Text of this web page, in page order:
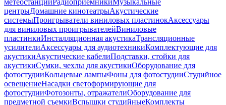
метеостанцииРадиоприемникиМузыкальные
центрыДомашние кинотеатрыАкустические
системыПроигрыватели виниловых пластинокАксессуары
для виниловых проигрывателейВиниловые
пластинкиИнсталляционная акустикаТрансляционные
усилителиАксессуары для аудиотехникиКомплектующие для
акустикиАкустические кабелиПодставки, стойки для
акустикиСумки, чехлы для акустикиОборудование для
фотостудииКольцевые лампыФоны для фотостудииСтудийное
освещениеНасадки светоформирующие для
фотостудииФотозонты, отражателиОборудование для
предметной съемкиВспышки студийныеКомплекты